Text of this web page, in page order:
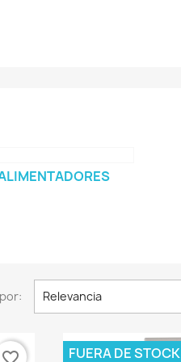
Relevancia
favorite_border FUERA DE STOCK